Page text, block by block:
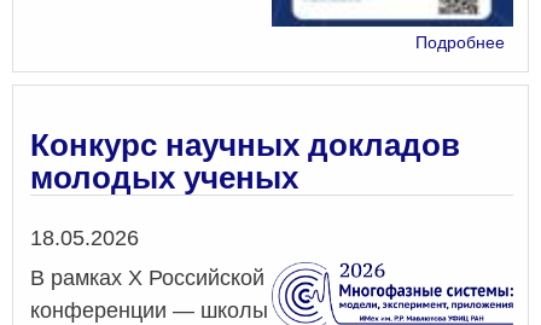
Подробнее
Конкурс научных докладов
молодых ученых
Дата
18.05.2026
В рамках X Российской
конференции — школы